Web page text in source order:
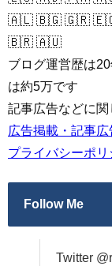
🇦🇱 🇧🇬 🇬🇷
🇧🇷 🇦🇺
ブログ運営歴は
は約5万です
記事広告などに関
広告掲載・記事広
プライバシーポリ
Follow Me
Twitter